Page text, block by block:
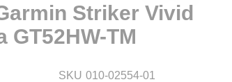
Striker Vivid
GT52HW-TM
SKU 010-02554-01